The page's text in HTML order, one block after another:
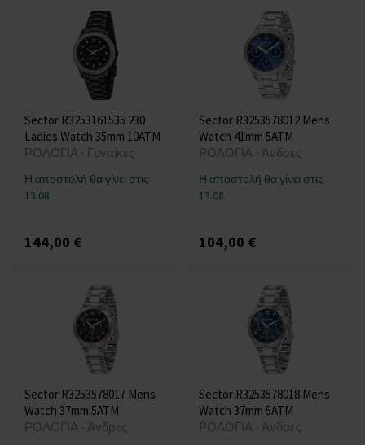
Sector R3253161535 230
Ladies Watch 35mm 10ATM
ΡΟΛΟΓΙΑ - Γυναίκες
Η αποστολή θα γίνει στις
13.08.
144,00 €
Sector R3253578012 Mens
Watch 41mm 5ATM
ΡΟΛΟΓΙΑ - Άνδρες
Η αποστολή θα γίνει στις
13.08.
104,00 €
Sector R3253578017 Mens
Watch 37mm 5ATM
ΡΟΛΟΓΙΑ - Άνδρες
Sector R3253578018 Mens
Watch 37mm 5ATM
ΡΟΛΟΓΙΑ - Άνδρες